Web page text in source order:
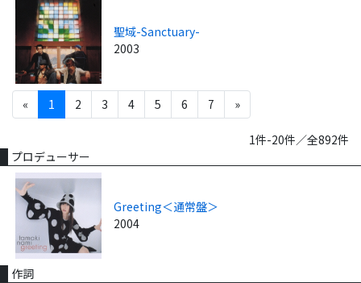
聖域-Sanctuary-
2003
« 1 2 3 4 5 6 7 »
1件-20件／全892件
プロデューサー
Greeting＜通常盤＞
2004
作詞